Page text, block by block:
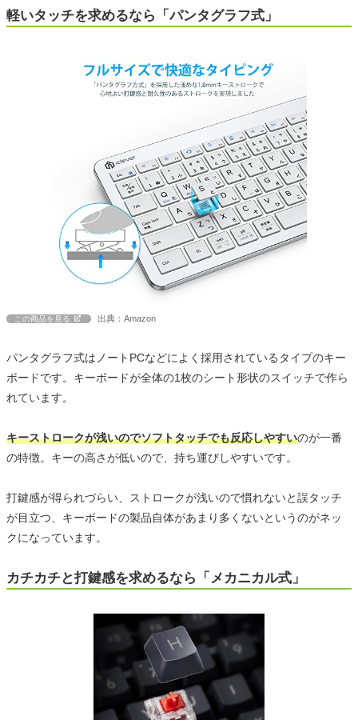
軽いタッチを求めるなら「パンタグラフ式」
この商品を見る 出典：Amazon
パンタグラフ式はノートPCなどによく採用されているタイプのキー
ボードです。キーボードが全体の1枚のシート形状のスイッチで作ら
れています。
キーストロークが浅いのでソフトタッチでも反応しやすいのが一番
の特徴。キーの高さが低いので、持ち運びしやすいです。
打鍵感が得られづらい、ストロークが浅いので慣れないと誤タッチ
が目立つ、キーボードの製品自体があまり多くないというのがネッ
クになっています。
カチカチと打鍵感を求めるなら「メカニカル式」